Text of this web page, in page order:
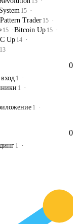
15
Pattern Trader 15
15 Bitcoin Up 15
Up 14
13
0
1
1
1
0
1